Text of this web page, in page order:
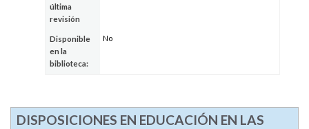
última
revisión
Disponible
en la
biblioteca:
No
DISPOSICIONES EN EDUCACIÓN EN LAS